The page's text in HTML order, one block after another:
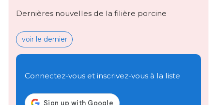
Dernières nouvelles de la filière porcine
voir le dernier
Connectez-vous et inscrivez-vous à la liste